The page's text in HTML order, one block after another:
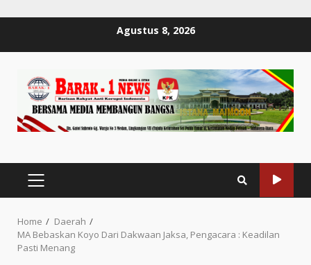
Agustus 8, 2026
PRIMARY
MENU
Home
Daerah
MA Bebaskan Koyo Dari Dakwaan Jaksa, Pengacara : Keadilan
Pasti Menang